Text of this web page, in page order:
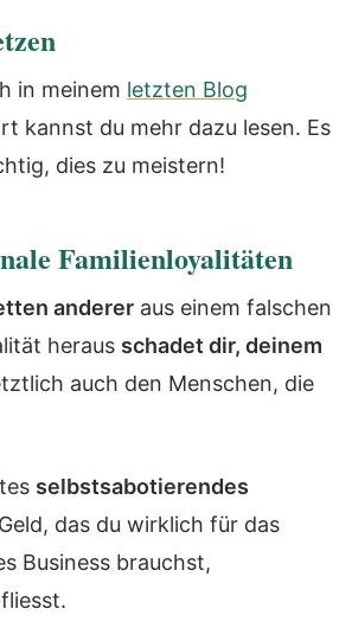
in meinem letzten Blog
kannst du mehr dazu lesen. Es
dies zu meistern!
Familienloyalitäten
anderer aus einem falschen
heraus schadet dir, deinem
auch den Menschen, die
selbstsabotierendes
das du wirklich für das
Business brauchst,